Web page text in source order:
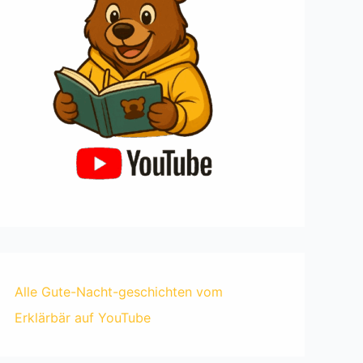
Alle Gute-Nacht-geschichten vom
Erklärbär auf YouTube